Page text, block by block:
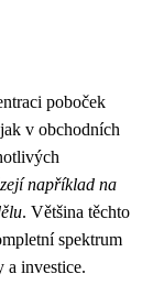
poboček
v obchodních
například na
. Většina těchto
spektrum
a investice.